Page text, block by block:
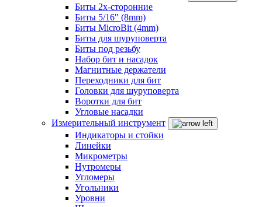
Биты 2х-сторонние
Биты 5/16" (8mm)
Биты MicroBit (4mm)
Биты для шуруповерта
Биты под резьбу
Набор бит и насадок
Магнитные держатели
Переходники для бит
Головки для шуруповерта
Воротки для бит
Угловые насадки
Измерительный инструмент
Индикаторы и стойки
Линейки
Микрометры
Нутромеры
Угломеры
Угольники
Уровни